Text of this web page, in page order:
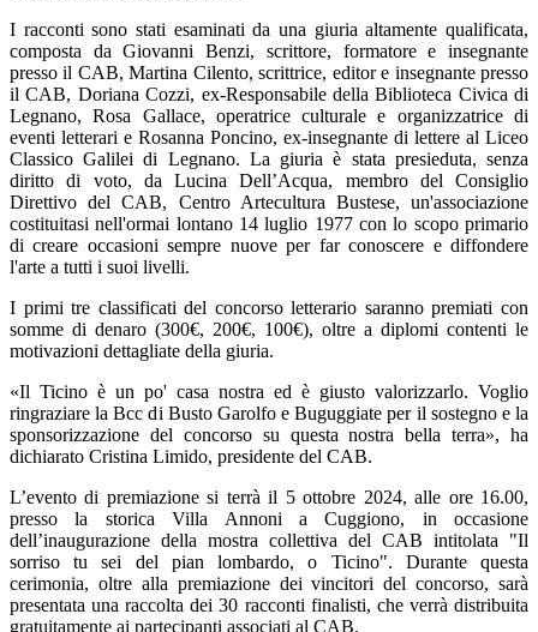
I racconti sono stati esaminati da una giuria altamente qualificata,
composta da Giovanni Benzi, scrittore, formatore e insegnante
presso il CAB, Martina Cilento, scrittrice, editor e insegnante presso
il CAB, Doriana Cozzi, ex-Responsabile della Biblioteca Civica di
Legnano, Rosa Gallace, operatrice culturale e organizzatrice di
eventi letterari e Rosanna Poncino, ex-insegnante di lettere al Liceo
Classico Galilei di Legnano. La giuria è stata presieduta, senza
diritto di voto, da Lucina Dell’Acqua, membro del Consiglio
Direttivo del CAB, Centro Artecultura Bustese, un'associazione
costituitasi nell'ormai lontano 14 luglio 1977 con lo scopo primario
di creare occasioni sempre nuove per far conoscere e diffondere
l'arte a tutti i suoi livelli.
I primi tre classificati del concorso letterario saranno premiati con
somme di denaro (300€, 200€, 100€), oltre a diplomi contenti le
motivazioni dettagliate della giuria.
«Il Ticino è un po' casa nostra ed è giusto valorizzarlo. Voglio
ringraziare la Bcc di Busto Garolfo e Buguggiate per il sostegno e la
sponsorizzazione del concorso su questa nostra bella terra», ha
dichiarato Cristina Limido, presidente del CAB.
L’evento di premiazione si terrà il 5 ottobre 2024, alle ore 16.00,
presso la storica Villa Annoni a Cuggiono, in occasione
dell’inaugurazione della mostra collettiva del CAB intitolata "Il
sorriso tu sei del pian lombardo, o Ticino". Durante questa
cerimonia, oltre alla premiazione dei vincitori del concorso, sarà
presentata una raccolta dei 30 racconti finalisti, che verrà distribuita
gratuitamente ai partecipanti associati al CAB.